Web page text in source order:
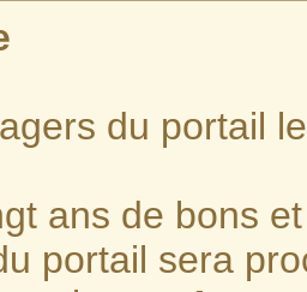
du portail
ans de bons
portail sera